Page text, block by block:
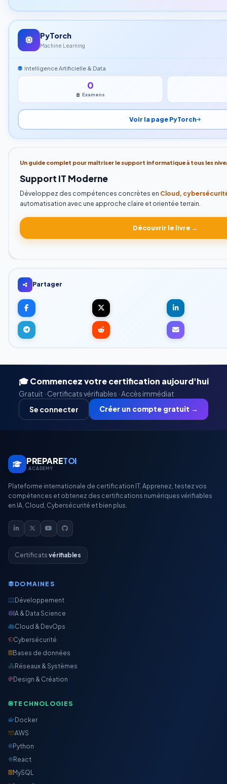
PyTorch
Machine Learning
Intelligence Artificielle & Data
0
Examens
Voir la page PyTorch
Un guide complet pour maîtriser le support informatique à tous les
Support IT Moderne
Développez des compétences concrètes en Cloud,
automatisation avec une approche claire et orientée terrain.
Découvrir le livre →
Partager
🎓 Commencez votre certification aujourd'hui
Gratuit · Certificats vérifiables · Accès immédiat
Se connecter
Créer un compte gratuit →
PREPARETOI
.ACADEMY
Plateforme internationale de certification IT. Apprenez, testez vos
compétences et obtenez des certifications numériques vérifiables
en IA, Cloud, Cybersécurité et bien plus.
Certificats vérifiables
DOMAINES
Développement
IA & Data Science
Cloud & DevOps
Cybersécurité
Bases de données
Réseaux & Systèmes
Design & Création
TECHNOLOGIES
Docker
AWS
Python
React
MySQL